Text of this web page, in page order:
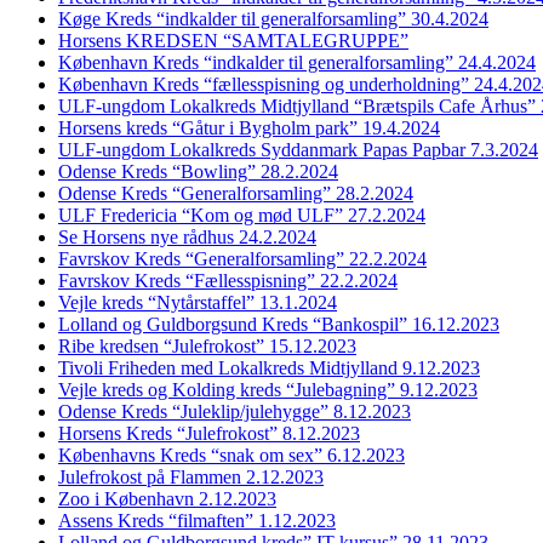
Køge Kreds “indkalder til generalforsamling” 30.4.2024
Horsens KREDSEN “SAMTALEGRUPPE”
København Kreds “indkalder til generalforsamling” 24.4.2024
København Kreds “fællesspisning og underholdning”
ULF-ungdom Lokalkreds Midtjylland “Brætspils Cafe Århus”
Horsens kreds “Gåtur i Bygholm park” 19.4.2024
ULF-ungdom Lokalkreds Syddanmark Papas Papbar 7.3.2024
Odense Kreds “Bowling” 28.2.2024
Odense Kreds “Generalforsamling” 28.2.2024
ULF Fredericia “Kom og mød ULF” 27.2.2024
Se Horsens nye rådhus 24.2.2024
Favrskov Kreds “Generalforsamling” 22.2.2024
Favrskov Kreds “Fællesspisning” 22.2.2024
Vejle kreds “Nytårstaffel” 13.1.2024
Lolland og Guldborgsund Kreds “Bankospil” 16.12.2023
Ribe kredsen “Julefrokost” 15.12.2023
Tivoli Friheden med Lokalkreds Midtjylland 9.12.2023
Vejle kreds og Kolding kreds “Julebagning” 9.12.2023
Odense Kreds “Juleklip/julehygge” 8.12.2023
Horsens Kreds “Julefrokost” 8.12.2023
Københavns Kreds “snak om sex” 6.12.2023
Julefrokost på Flammen 2.12.2023
Zoo i København 2.12.2023
Assens Kreds “filmaften” 1.12.2023